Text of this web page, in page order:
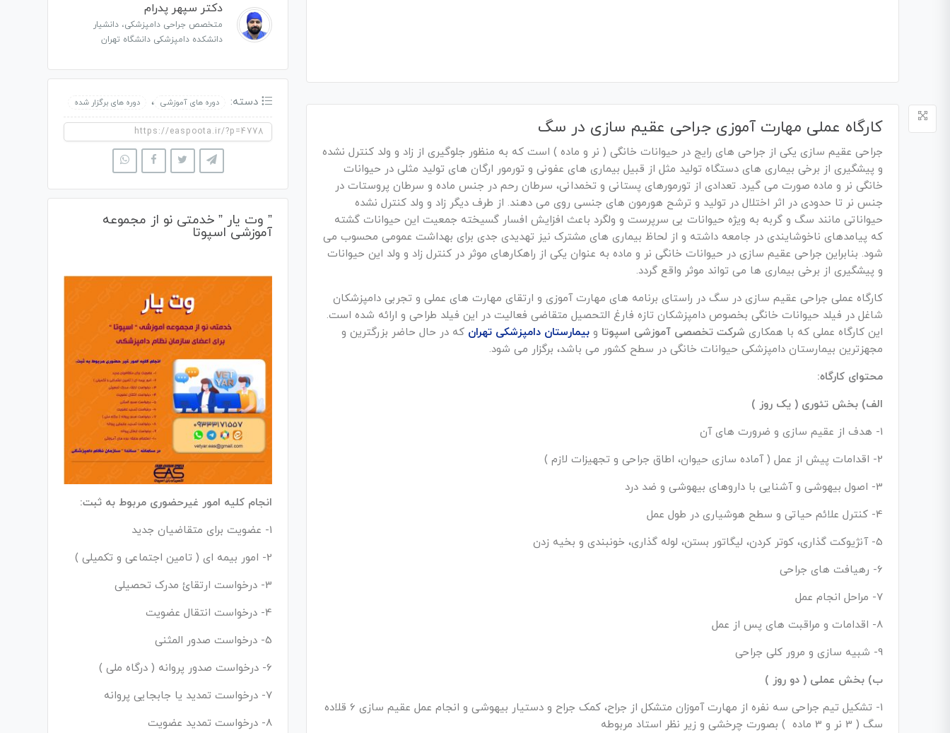
کارگاه عملی مهارت آموزی جراحی عقیم سازی در سگ
جراحی عقیم سازی یکی از جراحی های رایج در حیوانات خانگی ( نر و ماده ) است که به منظور جلوگیری از زاد و ولد کنترل نشده
و پیشگیری از برخی بیماری های دستگاه تولید مثل از قبیل بیماری های عفونی و تورمور ارگان های تولید مثلی در حیوانات
خانگی نر و ماده صورت می گیرد. تعدادی از تورمورهای پستانی و تخمدانی، سرطان رحم در جنس ماده و سرطان پروستات در
جنس نر تا حدودی در اثر اختلال در تولید و ترشح هورمون های جنسی روی می دهند. از طرف دیگر زاد و ولد کنترل نشده
حیواناتی مانند سگ و گربه به ویژه حیوانات بی سرپرست و ولگرد باعث افزایش افسار گسیخته جمعیت این حیوانات گشته
که پیامدهای ناخوشایندی در جامعه داشته و از لحاظ بیماری های مشترک نیز تهدیدی جدی برای بهداشت عمومی محسوب می
شود. بنابراین جراحی عقیم سازی در حیوانات خانگی نر و ماده به عنوان یکی از راهکارهای موثر در کنترل زاد و ولد این حیوانات
و پیشگیری از برخی بیماری ها می تواند موثر واقع گردد.
کارگاه عملی جراحی عقیم سازی در سگ در راستای برنامه های مهارت آموزی و ارتقای مهارت های عملی و تجربی دامپزشکان
شاغل در فیلد حیوانات خانگی بخصوص دامپزشکان تازه فارغ التحصیل متقاضی فعالیت در این فیلد طراحی و ارائه شده است.
این کارگاه عملی که با همکاری شرکت تخصصی آموزشی اسپوتا و بیمارستان دامپزشکی تهران که در حال حاضر بزرگترین و
مجهزترین بیمارستان دامپزشکی حیوانات خانگی در سطح کشور می باشد، برگزار می شود.
محتوای کارگاه:
الف) بخش تئوری ( یک روز )
1- هدف از عقیم سازی و ضرورت های آن
2- اقدامات پیش از عمل ( آماده سازی حیوان، اطاق جراحی و تجهیزات لازم )
3- اصول بیهوشی و آشنایی با داروهای بیهوشی و ضد درد
4- کنترل علائم حیاتی و سطح هوشیاری در طول عمل
5- آنژیوکت گذاری، کوتر کردن، لیگاتور بستن، لوله گذاری، خونبندی و بخیه زدن
6- رهیافت های جراحی
7- مراحل انجام عمل
8- اقدامات و مراقبت های پس از عمل
9- شبیه سازی و مرور کلی جراحی
ب) بخش عملی ( دو روز )
1- تشکیل تیم جراحی سه نفره از مهارت آموزان متشکل از جراح، کمک جراح و دستیار بیهوشی و انجام عمل عقیم سازی 6 قلاده
سگ ( 3 نر و 3 ماده ) بصورت چرخشی و زیر نظر استاد مربوطه
دکتر سپهر پدرام
متخصص جراحی دامپزشکی، دانشیار
دانشکده دامپزشکی دانشگاه تهران
دسته: دوره های آموزشی ، دوره های برگزار شده
” وت یار ” خدمتی نو از مجموعه
آموزشی اسپوتا
انجام کلیه امور غیرحضوری مربوط به ثبت:
1- عضویت برای متقاضیان جدید
2- امور بیمه ای ( تامین اجتماعی و تکمیلی )
3- درخواست ارتقائ مدرک تحصیلی
4- درخواست انتقال عضویت
5- درخواست صدور المثنی
6- درخواست صدور پروانه ( درگاه ملی )
7- درخواست تمدید یا جابجایی پروانه
8- درخواست تمدید عضویت